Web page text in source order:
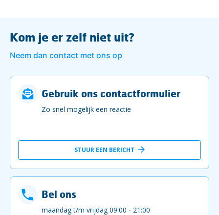
Kom je er zelf niet uit?
Neem dan contact met ons op
Gebruik ons contactformulier
Zo snel mogelijk een reactie
STUUR EEN BERICHT
Bel ons
maandag t/m vrijdag 09:00 - 21:00